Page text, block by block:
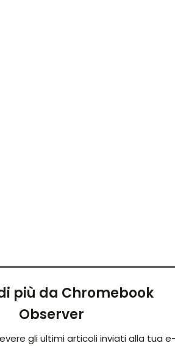
più da Chromebook
Observer
gli ultimi articoli inviati alla tua